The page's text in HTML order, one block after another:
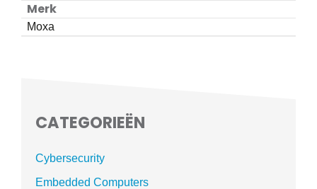
Merk
Moxa
CATEGORIEËN
Cybersecurity
Embedded Computers